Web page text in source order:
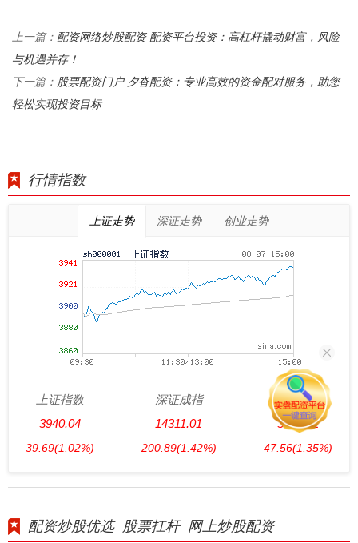
上一篇： 配资网络炒股配资 配资平台投资：高杠杆撬动财富，风险
与机遇并存！
下一篇： 股票配资门户 夕沓配资：专业高效的资金配对服务，助您
轻松实现投资目标
行情指数
上证走势 深证走势 创业走势
上证指数
3940.04
39.69(1.02%)
深证成指
14311.01
200.89(1.42%)
创业板指
3563.12
47.56(1.35%)
配资炒股优选_股票扛杆_网上炒股配资